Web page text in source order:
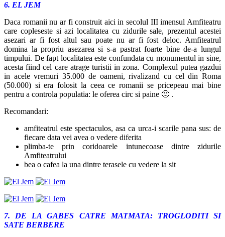
6. EL JEM
Daca romanii nu ar fi construit aici in secolul III imensul Amfiteatru
care copleseste si azi localitatea cu zidurile sale, prezentul acestei
asezari ar fi fost altul sau poate nu ar fi fost deloc. Amfiteatrul
domina la propriu asezarea si s-a pastrat foarte bine de-a lungul
timpului. De fapt localitatea este confundata cu monumentul in sine,
acesta fiind cel care atrage turistii in zona. Complexul putea gazdui
in acele vremuri 35.000 de oameni, rivalizand cu cel din Roma
(50.000) si era folosit la ceea ce romanii se pricepeau mai bine
pentru a controla populatia: le oferea circ si paine 🙂 .
Recomandari:
amfiteatrul este spectaculos, asa ca urca-i scarile pana sus: de
fiecare data vei avea o vedere diferita
plimba-te prin coridoarele intunecoase dintre zidurile
Amfiteatrului
bea o cafea la una dintre terasele cu vedere la sit
7. DE LA GABES CATRE MATMATA: TROGLODITI SI
SATE BERBERE